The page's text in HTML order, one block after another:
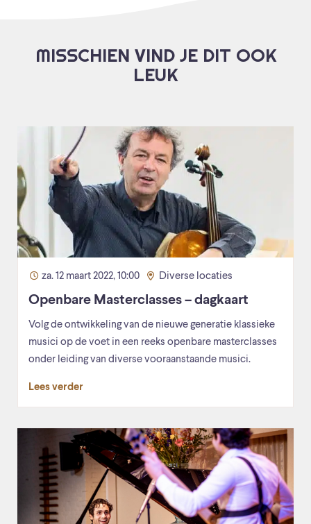
MISSCHIEN VIND JE DIT OOK
LEUK
za. 12 maart 2022, 10:00 Diverse locaties
Openbare Masterclasses – dagkaart
Volg de ontwikkeling van de nieuwe generatie klassieke
musici op de voet in een reeks openbare masterclasses
onder leiding van diverse vooraanstaande musici.
Lees verder